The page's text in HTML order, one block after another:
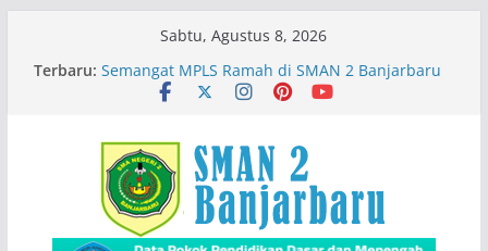
Sabtu, Agustus 8, 2026
Terbaru: Siswa SMADA Belajar Seru Bareng Dosen Biologi
FMIPA ULM
Semangat MPLS Ramah di SMAN 2 Banjarbaru
Prestasi Peserta Didik
Immigration Goes To School